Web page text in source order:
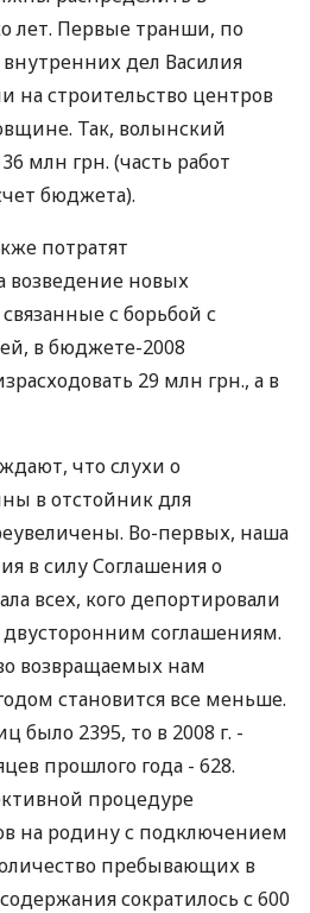
лет. Первые транши, по
дел Василия
на строительство центров
Так, волынский
млн грн. (часть работ
бюджета).
потратят
новых
с борьбой с
в бюджете-2008
29 млн грн., а в
что слухи о
в отстойник для
Во-первых, наша
в силу Соглашения о
всех, кого депортировали
соглашениям.
возвращаемых нам
становится все меньше.
было 2395, то в 2008 г. -
прошлого года - 628.
процедуре
на родину с подключением
пребывающих в
сократилось с 600